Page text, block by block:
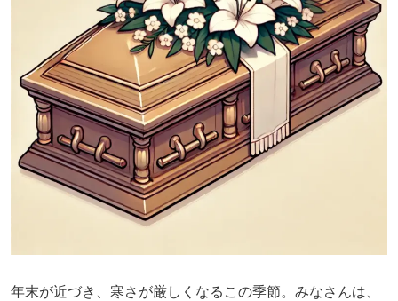
年末が近づき、寒さが厳しくなるこの季節。みなさんは、